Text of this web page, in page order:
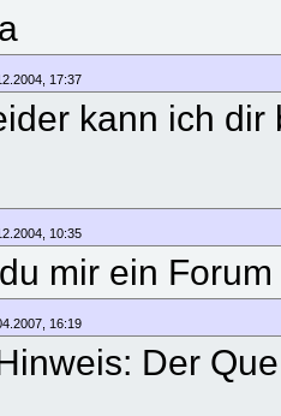
17:37
kann ich
10:35
mir ein
16:19
Der